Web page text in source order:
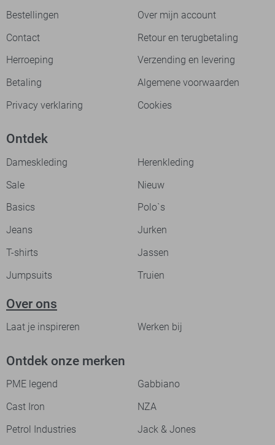
Bestellingen
Over mijn account
Contact
Retour en terugbetaling
Herroeping
Verzending en levering
Betaling
Algemene voorwaarden
Privacy verklaring
Cookies
Ontdek
Dameskleding
Herenkleding
Sale
Nieuw
Basics
Polo`s
Jeans
Jurken
T-shirts
Jassen
Jumpsuits
Truien
Over ons
Laat je inspireren Werken bij
Ontdek onze merken
PME legend
Gabbiano
Cast Iron
NZA
Petrol Industries
Jack & Jones